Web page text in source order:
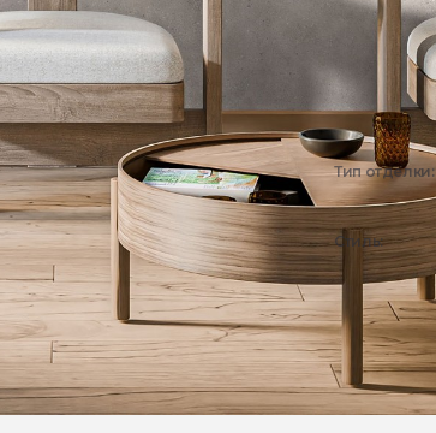
Тип отделки:
Интерьер
Стиль:
Сканди